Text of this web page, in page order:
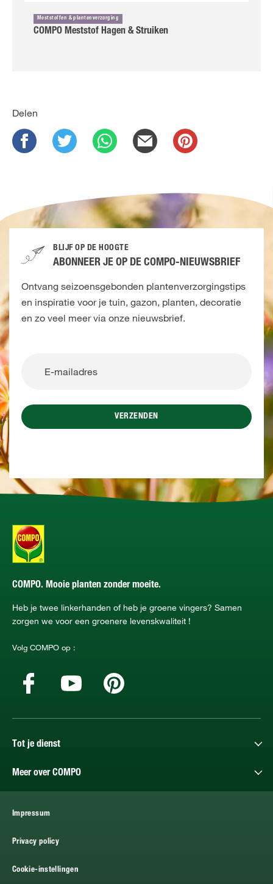
Meststoffen & plantenverzorging
COMPO Meststof Hagen & Struiken
Delen
BLIJF OP DE HOOGTE
ABONNEER JE OP DE COMPO-NIEUWSBRIEF
Ontvang seizoensgebonden plantenverzorgingstips
en inspiratie voor je tuin, gazon, planten, decoratie
en zo veel meer via onze nieuwsbrief.
VERZENDEN
COMPO. Mooie planten zonder moeite.
Heb je twee linkerhanden of heb je groene vingers? Samen
zorgen we voor een groenere levenskwaliteit !
Volg COMPO op :
Tot je dienst
Meer over COMPO
Impressum
Privacy policy
Cookie-instellingen